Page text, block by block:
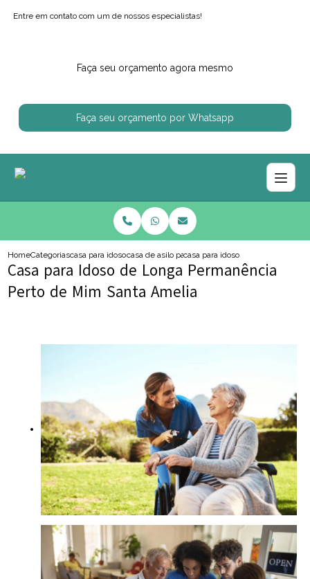
Entre em contato com um de nossos especialistas!
Faça seu orçamento agora mesmo
Faça seu orçamento por Whatsapp
HomeCategoriascasa para idososcasa de asilo para idosocasa para idoso de longa
Casa para Idoso de Longa Permanência
Perto de Mim Santa Amelia